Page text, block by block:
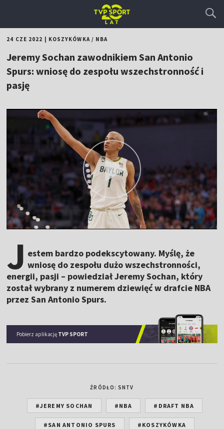
24 CZE 2022 KOSZYKÓWKA/ NBA
Jeremy Sochan zawodnikiem San Antonio
Spurs: wniosę do zespołu wszechstronność i
pasję
J estem bardzo podekscytowany. Myślę, że
wniosę do zespołu dużo wszechstronności,
energii, pasji – powiedział Jeremy Sochan, który
został wybrany z numerem dziewięć w drafcie NBA
przez San Antonio Spurs.
Pobierz aplikację TVP SPORT
ŹRÓDŁO: SNTV
#JEREMY SOCHAN #NBA #DRAFT NBA
#SAN ANTONIO SPURS #KOSZYKÓWKA